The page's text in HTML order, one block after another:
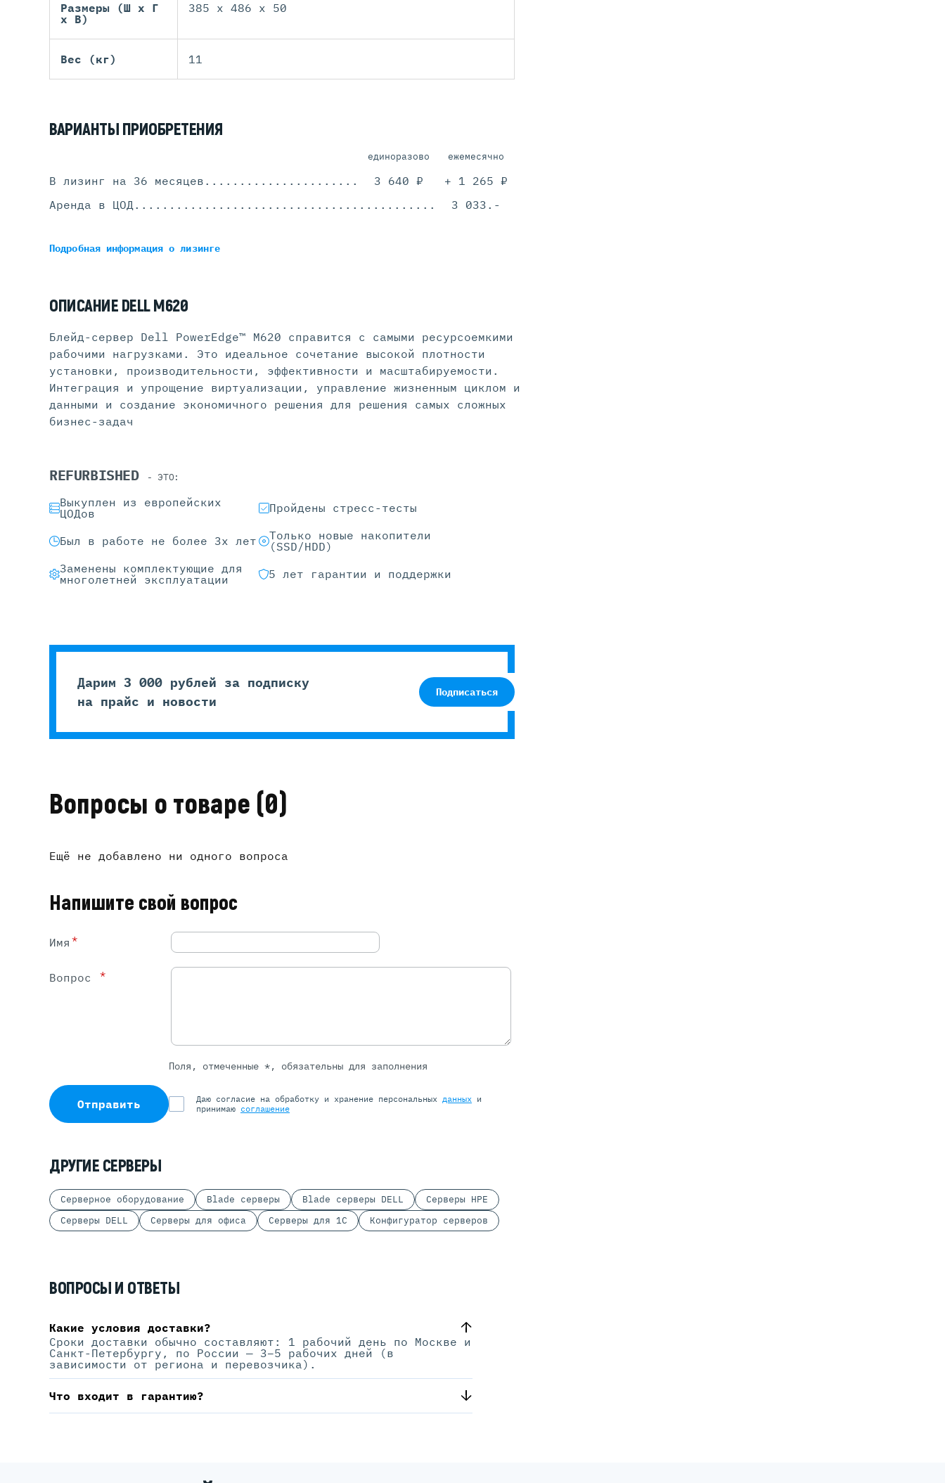
Размеры (Ш х Г
х В)
385 x 486 x 50
Вес (кг) 11
ВАРИАНТЫ ПРИОБРЕТЕНИЯ
единоразово ежемесячно
В лизинг на 36 месяцев ....................................................................................
3 640 ₽
+ 1 265 ₽
Аренда в ЦОД....................................................................................
3 033.-
Подробная информацияо лизинге
ОПИСАНИЕ DELL M620
Блейд-сервер Dell PowerEdge™ M620 справится с самыми ресурсоемкими
рабочими нагрузками. Это идеальное сочетание высокой плотности
установки, производительности, эффективности и масштабируемости.
Интеграция и упрощение виртуализации, управление жизненным циклом и
данными и создание экономичного решения для решения самых сложных
бизнес-задач
REFURBISHED - ЭТО:
Выкуплен из европейских
ЦОДов
Пройдены стресс-тесты
Был в работе не более 3х лет
Только новые накопители
(SSD/HDD)
Заменены комплектующие для
многолетней эксплуатации
5 лет гарантии и поддержки
Дарим 3 000 рублей за подписку
на прайс и новости
Подписаться
Вопросы о товаре (0)
Ещё не добавлено ни одного вопроса
Напишите свой вопрос
Имя *
Вопрос *
Поля, отмеченные *, обязательны для заполнения
Отправить Даю согласие на обработку и хранение персональных данных и
принимаю соглашение
ДРУГИЕ СЕРВЕРЫ
Серверное оборудование Blade серверы Blade серверы DELL
Серверы HPE
Серверы DELL
Серверы для офиса Серверы для 1С Конфигуратор серверов
ВОПРОСЫ И ОТВЕТЫ
Какие условия доставки?
Сроки доставки обычно составляют: 1 рабочий день по Москве и
Санкт-Петербургу, по России — 3–5 рабочих дней (в
зависимости от региона и перевозчика).
Что входит в гарантию?